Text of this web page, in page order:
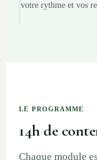
votre rythme et vos
LE PROGRAMME
14h de
Chaque module